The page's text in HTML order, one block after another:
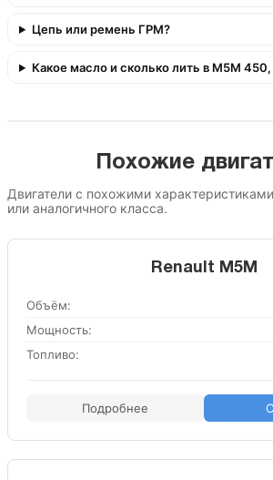
Цепь или ремень ГРМ?
Какое масло и сколько лить в M5M
Похожие
Двигатели с похожими
или аналогичного класса.
Renault M5M
Объём:
Мощность:
Топливо:
Подробнее